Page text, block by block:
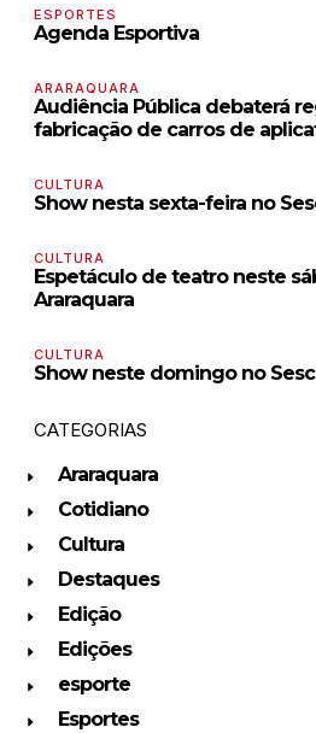
ESPORTES
Agenda Esportiva
ARARAQUARA
Audiência Pública debaterá
fabricação de carros de
CULTURA
Show nesta sexta-feira no
CULTURA
Espetáculo de teatro neste
Araraquara
CULTURA
Show neste domingo no
CATEGORIAS
Araraquara
Cotidiano
Cultura
Destaques
Edição
Edições
esporte
Esportes